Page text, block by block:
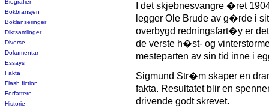
Biografier
Bokbransjen
Boklanseringer
Diktsamlinger
Diverse
Dokumentar
Essays
Fakta
Flash fiction
Forfattere
Historie
I det skjebnesvangre �ret
legger Ole Brude av g�rde i
overbygd redningsfart�y er
de verste h�st- og
mesteparten av sin tid inne i
Sigmund Str�m skaper en
fakta. Resultatet blir en
drivende godt skrevet.